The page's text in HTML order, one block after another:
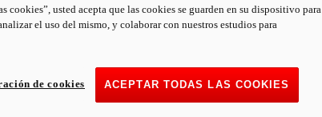
cookies”, usted acepta que las cookies se guarden en su dispositivo para
el uso del mismo, y colaborar con nuestros estudios para
ACEPTAR TODAS LAS COOKIES
de cookies